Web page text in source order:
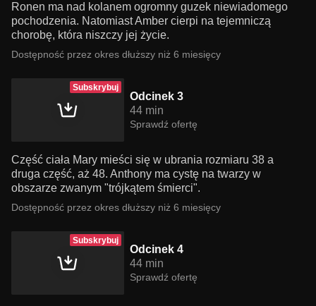
Ronen ma nad kolanem ogromny guzek niewiadomego
pochodzenia. Natomiast Amber cierpi na tejemniczą
chorobę, która niszczy jej życie.
Dostępność przez okres dłuższy niż 6 miesięcy
Subskrybuj
Odcinek 3
44 min
Sprawdź ofertę
Część ciała Mary mieści się w ubrania rozmiaru 38 a
druga część, aż 48. Anthony ma cystę na twarzy w
obszarze zwanym "trójkątem śmierci".
Dostępność przez okres dłuższy niż 6 miesięcy
Subskrybuj
Odcinek 4
44 min
Sprawdź ofertę